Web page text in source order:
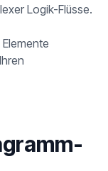
Logik-Flüsse.